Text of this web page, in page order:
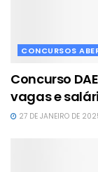
CONCURSOS
Concurso
vagas e
27 DE JANEIRO DE